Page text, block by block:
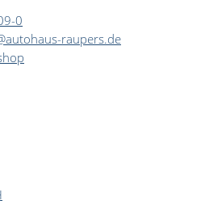
0
raupers.de